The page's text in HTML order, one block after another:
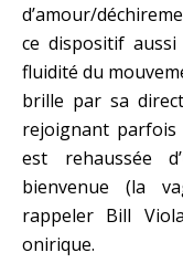
d’amour/
ce dispositif aussi
fluidité du
brille par sa
rejoignant parfois
est rehaussée
bienvenue (la
rappeler Bill
onirique.